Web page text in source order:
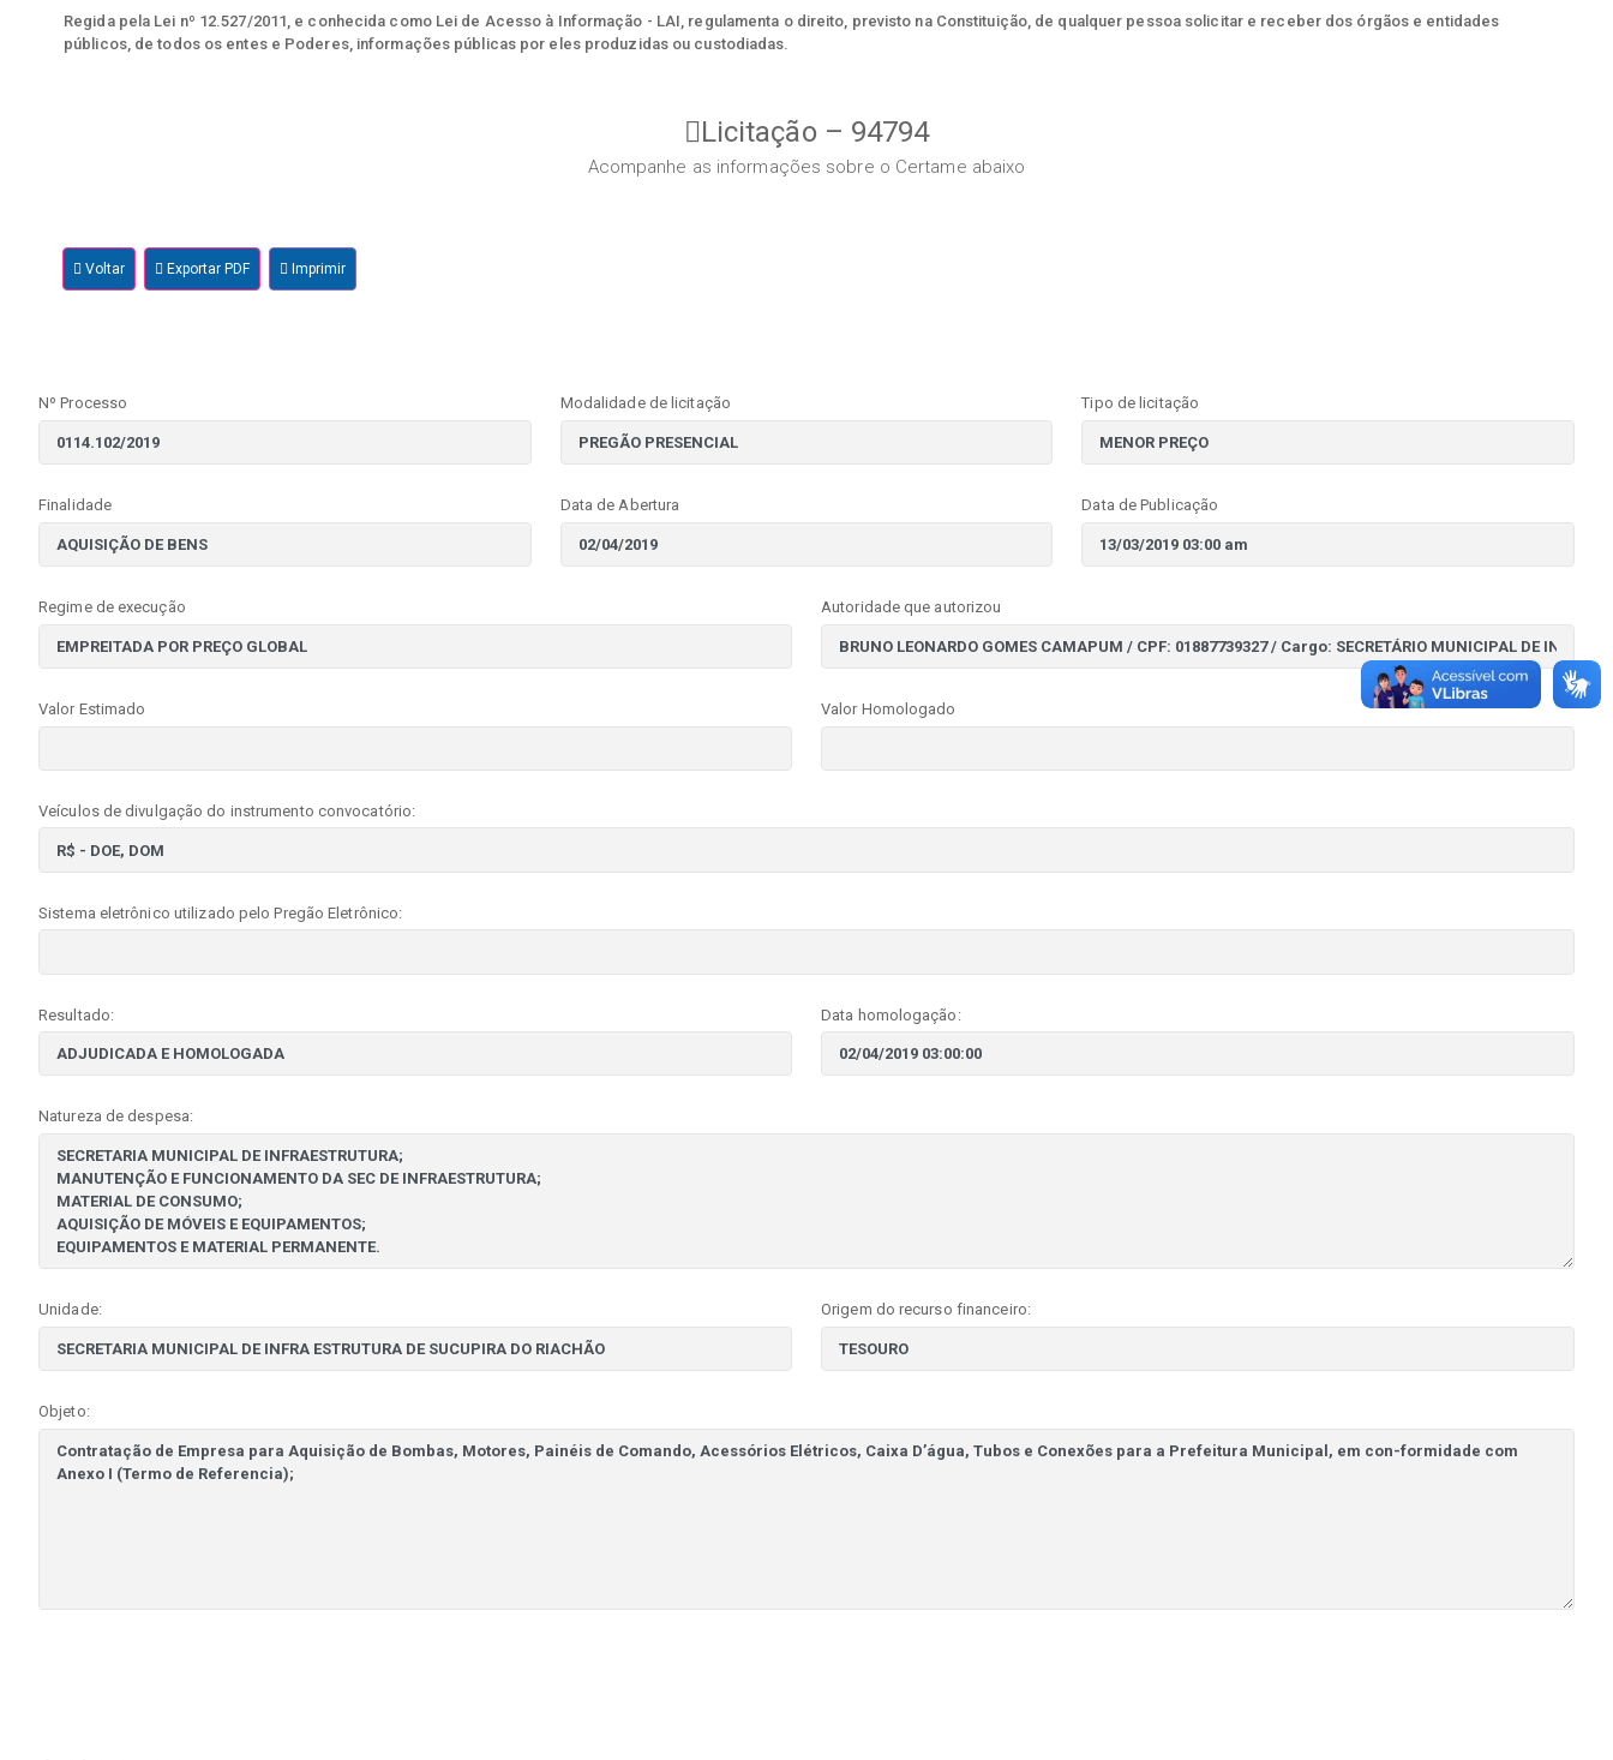
Regida pela Lei nº 12.527/2011, e conhecida como Lei de Acesso à Informação - LAI, regulamenta o direito, previsto na Constituição, de qualquer pessoa solicitar e receber dos órgãos e entidades
públicos, de todos os entes e Poderes, informações públicas por eles produzidas ou custodiadas.
Licitação – 94794
Acompanhe as informações sobre o Certame abaixo
Voltar Exportar PDF Imprimir
Nº Processo Modalidade de licitação Tipo de licitação
Finalidade Data de Abertura Data de Publicação
Regime de execução Autoridade que autorizou
Valor Estimado Valor Homologado
Veículos de divulgação do instrumento convocatório:
Sistema eletrônico utilizado pelo Pregão Eletrônico:
Resultado: Data homologação:
Natureza de despesa:
Unidade: Origem do recurso financeiro:
Objeto: